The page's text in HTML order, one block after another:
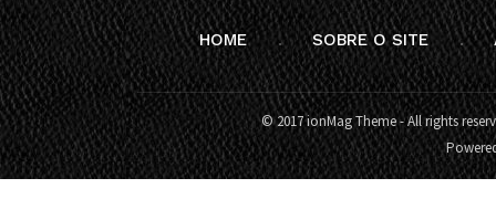
HOME SOBRE O SITE
© 2017 ionMag Theme - All rights